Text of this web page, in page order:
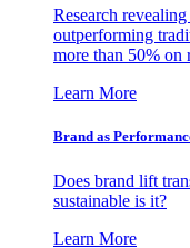
Research
outperforming
more than 50% on
Learn More
Brand as
Does brand lift
sustainable is it?
Learn More